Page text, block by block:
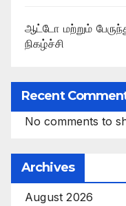
ஆட்டோ மற்றும்
நிகழ்ச்சி
Recent
No comments to
Archives
August 2026